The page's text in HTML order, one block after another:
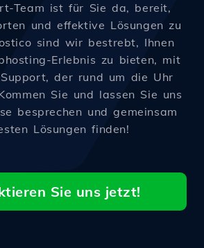
Team ist für Sie da, bereit,
und effektive Lösungen zu
sind wir bestrebt, Ihnen
Erlebnis zu bieten, mit
der rund um die Uhr
Sie und lassen Sie uns
besprechen und gemeinsam
Lösungen finden!
Sie uns jetzt!